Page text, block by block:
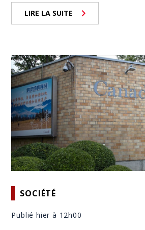
LIRE LA SUITE
SOCIÉTÉ
Publié hier à 12h00